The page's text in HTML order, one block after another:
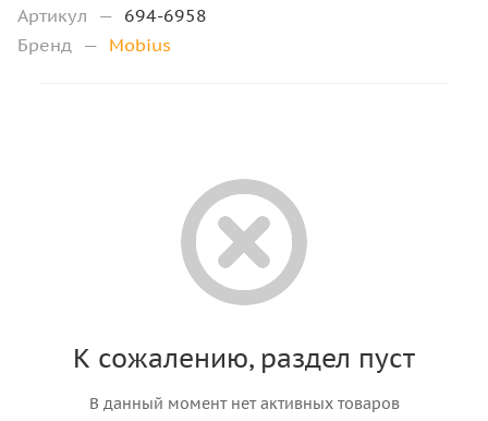
Артикул — 694-6958
Бренд — Mobius
К сожалению, раздел пуст
В данный момент нет активных товаров